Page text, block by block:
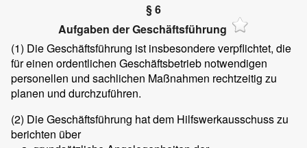
§ 6
Aufgaben der Geschäftsführung
(1) Die Geschäftsführung ist insbesondere verpflichtet, die
für einen ordentlichen Geschäftsbetrieb notwendigen
personellen und sachlichen Maßnahmen rechtzeitig zu
planen und durchzuführen.
(2) Die Geschäftsführung hat dem Hilfswerkausschuss zu
berichten über